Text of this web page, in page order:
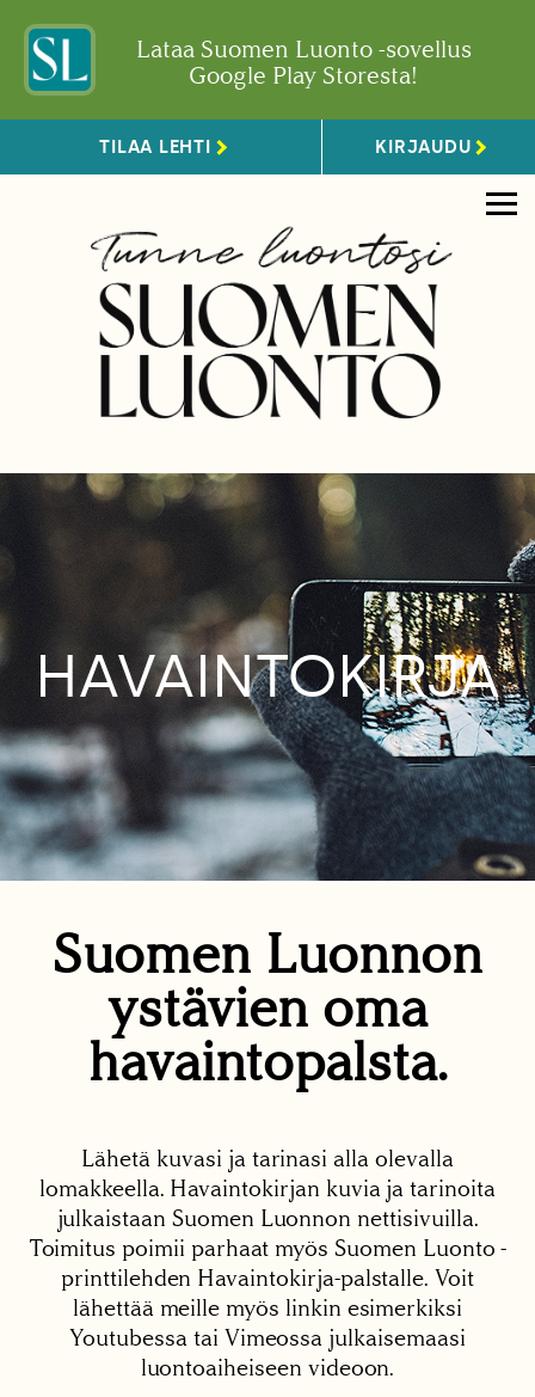
Lataa Suomen Luonto -sovellus
Google Play Storesta!
TILAA LEHTI KIRJAUDU
HAVAINTOKIRJA
Suomen Luonnon
ystävien oma
havaintopalsta.
Lähetä kuvasi ja tarinasi alla olevalla
lomakkeella. Havaintokirjan kuvia ja tarinoita
julkaistaan Suomen Luonnon nettisivuilla.
Toimitus poimii parhaat myös Suomen Luonto -
printtilehden Havaintokirja-palstalle. Voit
lähettää meille myös linkin esimerkiksi
Youtubessa tai Vimeossa julkaisemaasi
luontoaiheiseen videoon.